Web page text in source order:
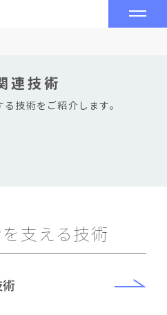
連技術
技術をご紹介します。
支える技術